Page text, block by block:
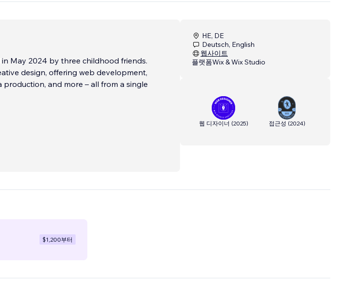
May 2024 by three childhood friends.
design, offering web development,
and more – all from a single
HE, DE
Deutsch, English
웹사이트
플랫폼Wix & Wix Studio
웹 디자이너 (2025) 접근성 (2024)
$1,200부터